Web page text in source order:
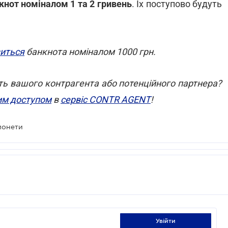
номіналом 1 та 2 гривень. Їх поступово будуть
банкнота номіналом 1000 грн.
вашого контрагента або потенційного партнера?
доступомвсервіс CONTR AGENT!
увійти